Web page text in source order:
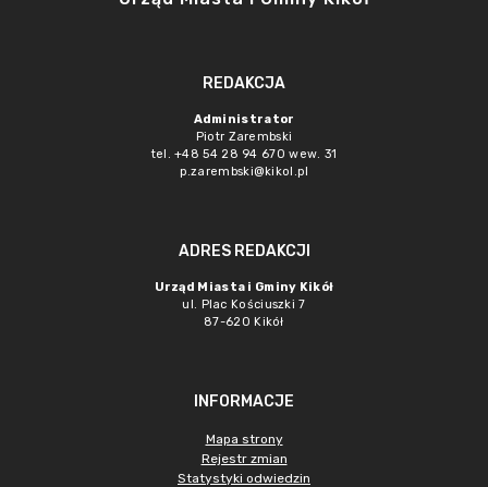
REDAKCJA
Administrator
Piotr Zarembski
tel. +48 54 28 94 670 wew. 31
p.zarembski@kikol.pl
ADRES REDAKCJI
Urząd Miasta i Gminy Kikół
ul. Plac Kościuszki 7
87-620 Kikół
INFORMACJE
Mapa strony
Rejestr zmian
Statystyki odwiedzin